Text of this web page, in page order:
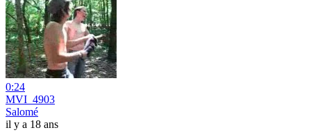
0:24
MVI_4903
Salomé
il y a 18 ans